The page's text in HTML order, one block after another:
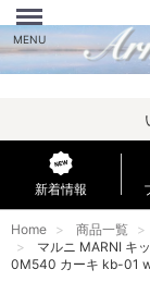
Menu
MENU
新着情報
Home 商品一覧
マルニ MARNI キ
0M540 カーキ kb-01